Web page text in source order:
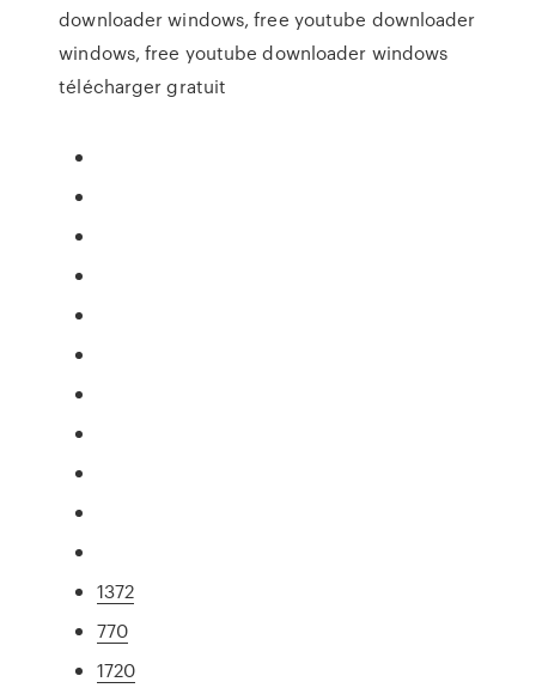
downloader windows, free youtube downloader
windows, free youtube downloader windows
télécharger gratuit
1372
770
1720